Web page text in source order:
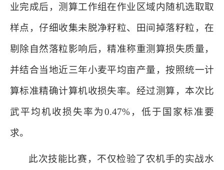
业完成后，测算工作组在作业区域内随机选取取
样点，仔细收集未脱净籽粒、田间掉落籽粒，在
剔除自然落粒影响后，精准称重测算损失质量，
并结合当地近三年小麦平均亩产量，按照统一计
算标准精确计算机收损失率。经过测算，本次比
武平均机收损失率为0.47%，低于国家标准要
求。
此次技能比赛，不仅检验了农机手的实战水